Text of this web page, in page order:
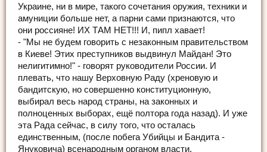
Украине, ни в мире, такого сочетания оружия, техники и
амуниции больше нет, а парни сами признаются, что
они россияне! ИХ ТАМ НЕТ!!! И, пипл хавает!
- "Мы не будем говорить с незаконным правительством
в Киеве! Этих преступников выдвинул Майдан! Это
нелигитимно!" - говорят руководители России. И
плевать, что нашу Верховную Раду (хреновую и
бандитскую, но совершенно конституционную,
выбирал весь народ страны, на законных и
полноценных выборах, ещё полтора года назад). И уже
эта Рада сейчас, в силу того, что осталась
единственным, (после побега Убийцы и Бандита -
Януковича) всенародным органом власти,